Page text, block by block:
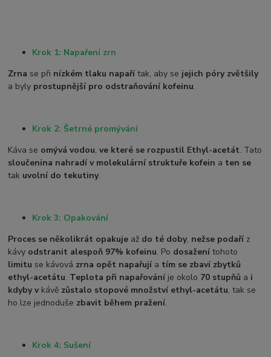
Krok 1: Napaření zrn
Zrna se při nízkém tlaku napaří tak, aby se jejich póry zvětšily
a byly prostupnější pro odstraňování kofeinu.
Krok 2: Šetrné promývání
Káva se omývá vodou,ve které se rozpustil Ethyl-acetát. Tato
sloučenina nahradí v molekulární struktuře kofein a ten se
tak uvolní do tekutiny.
Krok 3: Opakování
Proces se několikrát opakuje až do té doby, nežse podaří z
kávy odstranit alespoň 97% kofeinu. Po dosažení tohoto
limitu se kávová zrna opět napařují a tím se zbaví zbytků
ethyl-acetátu. Teplota při napařování je okolo 70 stupňů a i
kdyby vkávě zůstalo stopové množství ethyl-acetátu, tak se
ho lze jednoduše zbavit během pražení.
Krok 4: Sušení